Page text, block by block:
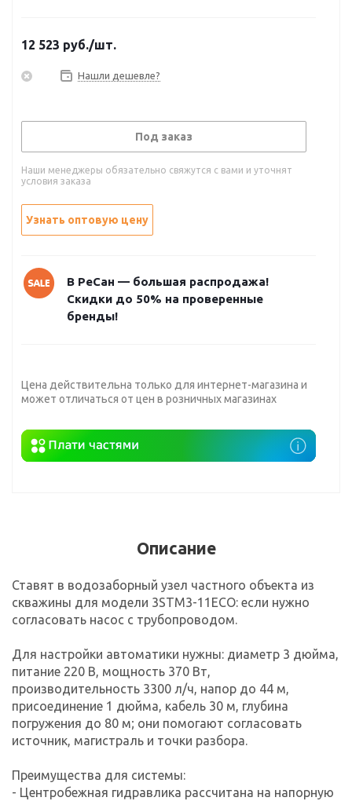
12 523 руб./шт.
Нашли дешевле?
Под заказ
Наши менеджеры обязательно свяжутся с вами и уточнят
условия заказа
Узнать оптовую цену
В РеСан — большая распродажа!
Скидки до 50% на проверенные
бренды!
Цена действительна только для интернет-магазина и
может отличаться от цен в розничных магазинах
Описание
Ставят в водозаборный узел частного объекта из
скважины для модели 3STM3-11ECO: если нужно
согласовать насос с трубопроводом.
Для настройки автоматики нужны: диаметр 3 дюйма,
питание 220 В, мощность 370 Вт,
производительность 3300 л/ч, напор до 44 м,
присоединение 1 дюйма, кабель 30 м, глубина
погружения до 80 м; они помогают согласовать
источник, магистраль и точки разбора.
Преимущества для системы:
- Центробежная гидравлика рассчитана на напорную